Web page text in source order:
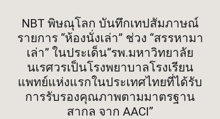
NBT พิษณุโลก บันทึกเทปสัมภาษณ์
รายการ “ห้องนั่งเล่า” ช่วง “สรรหามา
เล่า” ในประเด็น“รพ.มหาวิทยาลัย
นเรศวรเป็นโรงพยาบาลโรงเรียน
แพทย์แห่งแรกในประเทศไทยที่ได้รับ
การรับรองคุณภาพตามมาตรฐาน
สากล จาก AACI”